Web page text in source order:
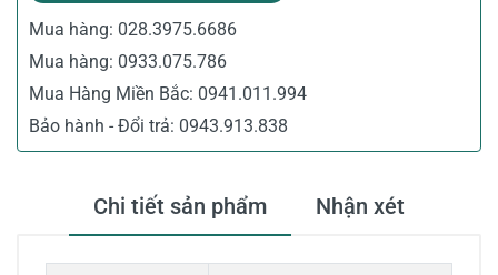
Mua hàng: 028.3975.6686
Mua hàng: 0933.075.786
Mua Hàng Miền Bắc: 0941.011.994
Bảo hành - Đổi trả: 0943.913.838
Chi tiết sản phẩm Nhận xét